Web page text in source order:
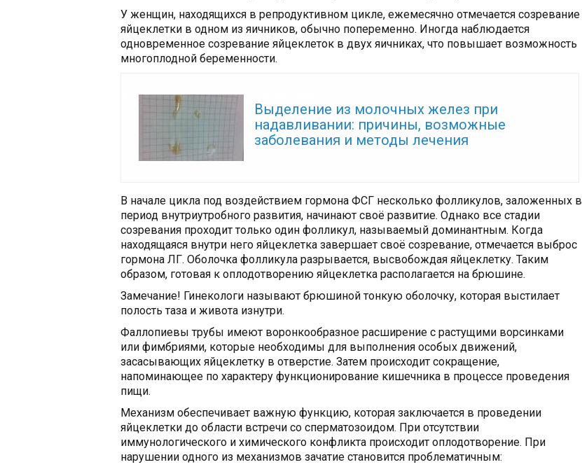
У женщин, находящихся в репродуктивном цикле, ежемесячно отмечается созревание
яйцеклетки в одном из яичников, обычно попеременно. Иногда наблюдается
одновременное созревание яйцеклеток в двух яичниках, что повышает возможность
многоплодной беременности.
Выделение из молочных желез при
надавливании: причины, возможные
заболевания и методы лечения
В начале цикла под воздействием гормона ФСГ несколько фолликулов, заложенных в
период внутриутробного развития, начинают своё развитие. Однако все стадии
созревания проходит только один фолликул, называемый доминантным. Когда
находящаяся внутри него яйцеклетка завершает своё созревание, отмечается выброс
гормона ЛГ. Оболочка фолликула разрывается, высвобождая яйцеклетку. Таким
образом, готовая к оплодотворению яйцеклетка располагается на брюшине.
Замечание! Гинекологи называют брюшиной тонкую оболочку, которая выстилает
полость таза и живота изнутри.
Фаллопиевы трубы имеют воронкообразное расширение с растущими ворсинками
или фимбриями, которые необходимы для выполнения особых движений,
засасывающих яйцеклетку в отверстие. Затем происходит сокращение,
напоминающее по характеру функционирование кишечника в процессе проведения
пищи.
Механизм обеспечивает важную функцию, которая заключается в проведении
яйцеклетки до области встречи со сперматозоидом. При отсутствии
иммунологического и химического конфликта происходит оплодотворение. При
нарушении одного из механизмов зачатие становится проблематичным: